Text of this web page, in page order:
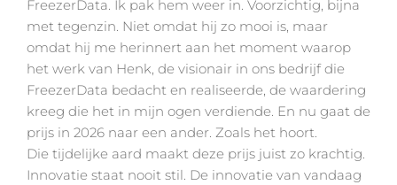
FreezerData. Ik pak hem weer in. Voorzichtig, bijna
met tegenzin. Niet omdat hij zo mooi is, maar
omdat hij me herinnert aan het moment waarop
het werk van Henk, de visionair in ons bedrijf die
FreezerData bedacht en realiseerde, de waardering
kreeg die het in mijn ogen verdiende. En nu gaat de
prijs in 2026 naar een ander. Zoals het hoort.
Die tijdelijke aard maakt deze prijs juist zo krachtig.
Innovatie staat nooit stil. De innovatie van vandaag